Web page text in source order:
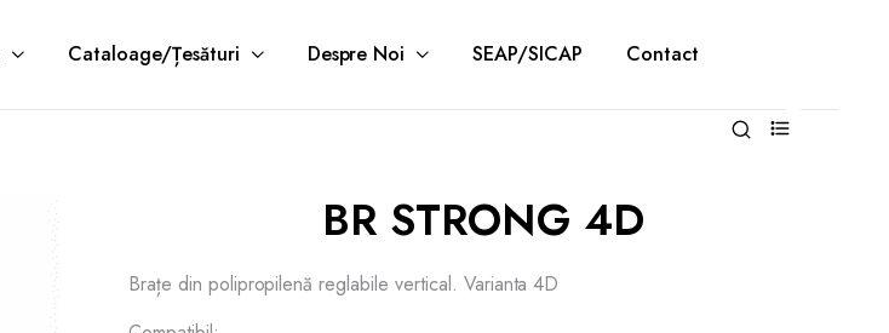
Cataloage/Țesături Despre Noi SEAP/SICAP Contact
BR STRONG 4D
Brațe din polipropilenă reglabile vertical. Varianta 4D